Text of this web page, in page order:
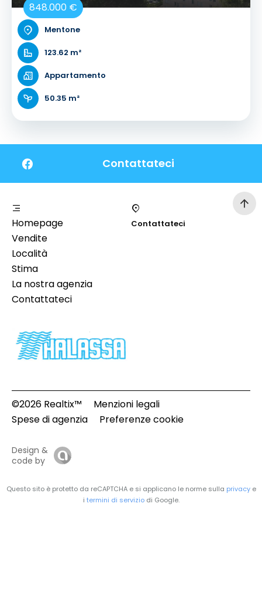
848.000 €
Mentone
123.62 m²
Appartamento
50.35 m²
Contattateci
Homepage
Vendite
Località
Stima
La nostra agenzia
Contattateci
Contattateci
©2026 Realtix™
Menzioni legali
Spese di agenzia
Preferenze cookie
Design &
code by
Questo sito è protetto da reCAPTCHA e si applicano le norme sulla privacye
i termini di serviziodi Google.